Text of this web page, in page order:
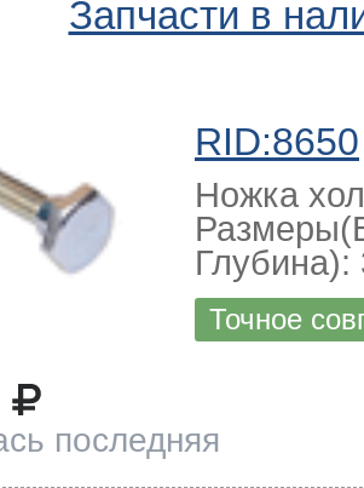
Запчасти в
RID:8650
Ножка
Глубина):
Точное
последняя